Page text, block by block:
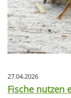
27.04.2026
Fische nutzen